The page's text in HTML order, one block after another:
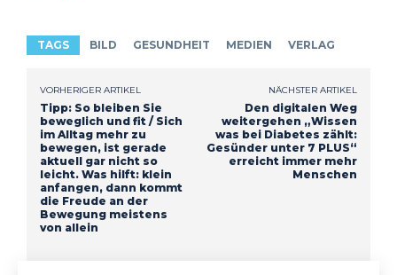
TAGS BILD GESUNDHEIT MEDIEN VERLAG
VORHERIGER ARTIKEL
Tipp: So bleiben Sie
beweglich und fit / Sich
im Alltag mehr zu
bewegen, ist gerade
aktuell gar nicht so
leicht. Was hilft: klein
anfangen, dann kommt
die Freude an der
Bewegung meistens
von allein
NÄCHSTER ARTIKEL
Den digitalen Weg
weitergehen „Wissen
was bei Diabetes zählt:
Gesünder unter 7 PLUS“
erreicht immer mehr
Menschen